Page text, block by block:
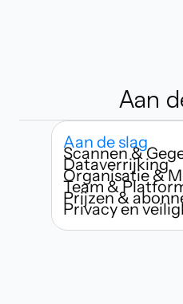
Aan
Aan de slag
Scannen &
Dataverrijking
Organisatie &
Team &
Prijzen &
Privacy en